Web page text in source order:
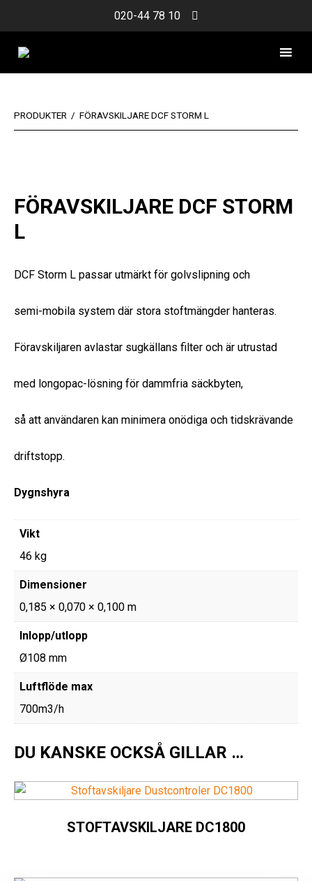
020-44 78 10
PRODUKTER / FÖRAVSKILJARE DCF STORM L
FÖRAVSKILJARE DCF STORM
L
DCF Storm L passar utmärkt för golvslipning och
semi-mobila system där stora stoftmängder hanteras.
Föravskiljaren avlastar sugkällans filter och är utrustad
med longopac-lösning för dammfria säckbyten,
så att användaren kan minimera onödiga och tidskrävande
driftstopp.
Dygnshyra
Vikt
46 kg
Dimensioner
0,185 × 0,070 × 0,100 m
Inlopp/utlopp
Ø108 mm
Luftflöde max
700m3/h
DU KANSKE OCKSÅ GILLAR …
STOFTAVSKILJARE DC1800